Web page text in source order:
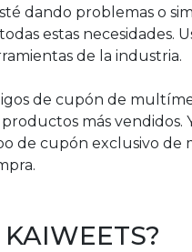
dando problemas o
estas necesidades.
de la industria.
de cupón de
más vendidos.
de cupón exclusivo de